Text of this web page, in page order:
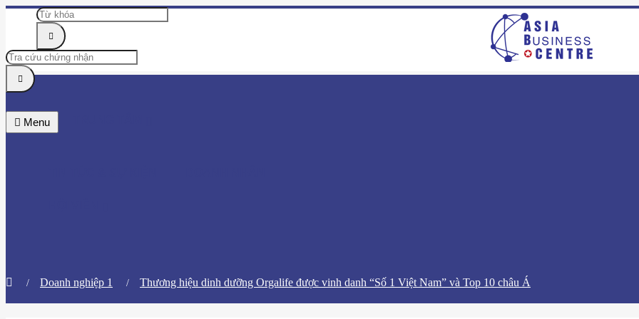
Menu
Doanh nghiệp 1 Thương hiệu dinh dưỡng Orgalife được vinh danh “Số 1 Việt Nam” và Top 10 châu Á